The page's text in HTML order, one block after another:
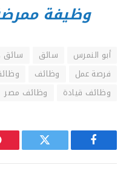
وظيفة
أبو النمرس سائق سائق
فرصة عمل
وظائف
وظائف قيادة
وظائف مصر
فيسبوك تويتر